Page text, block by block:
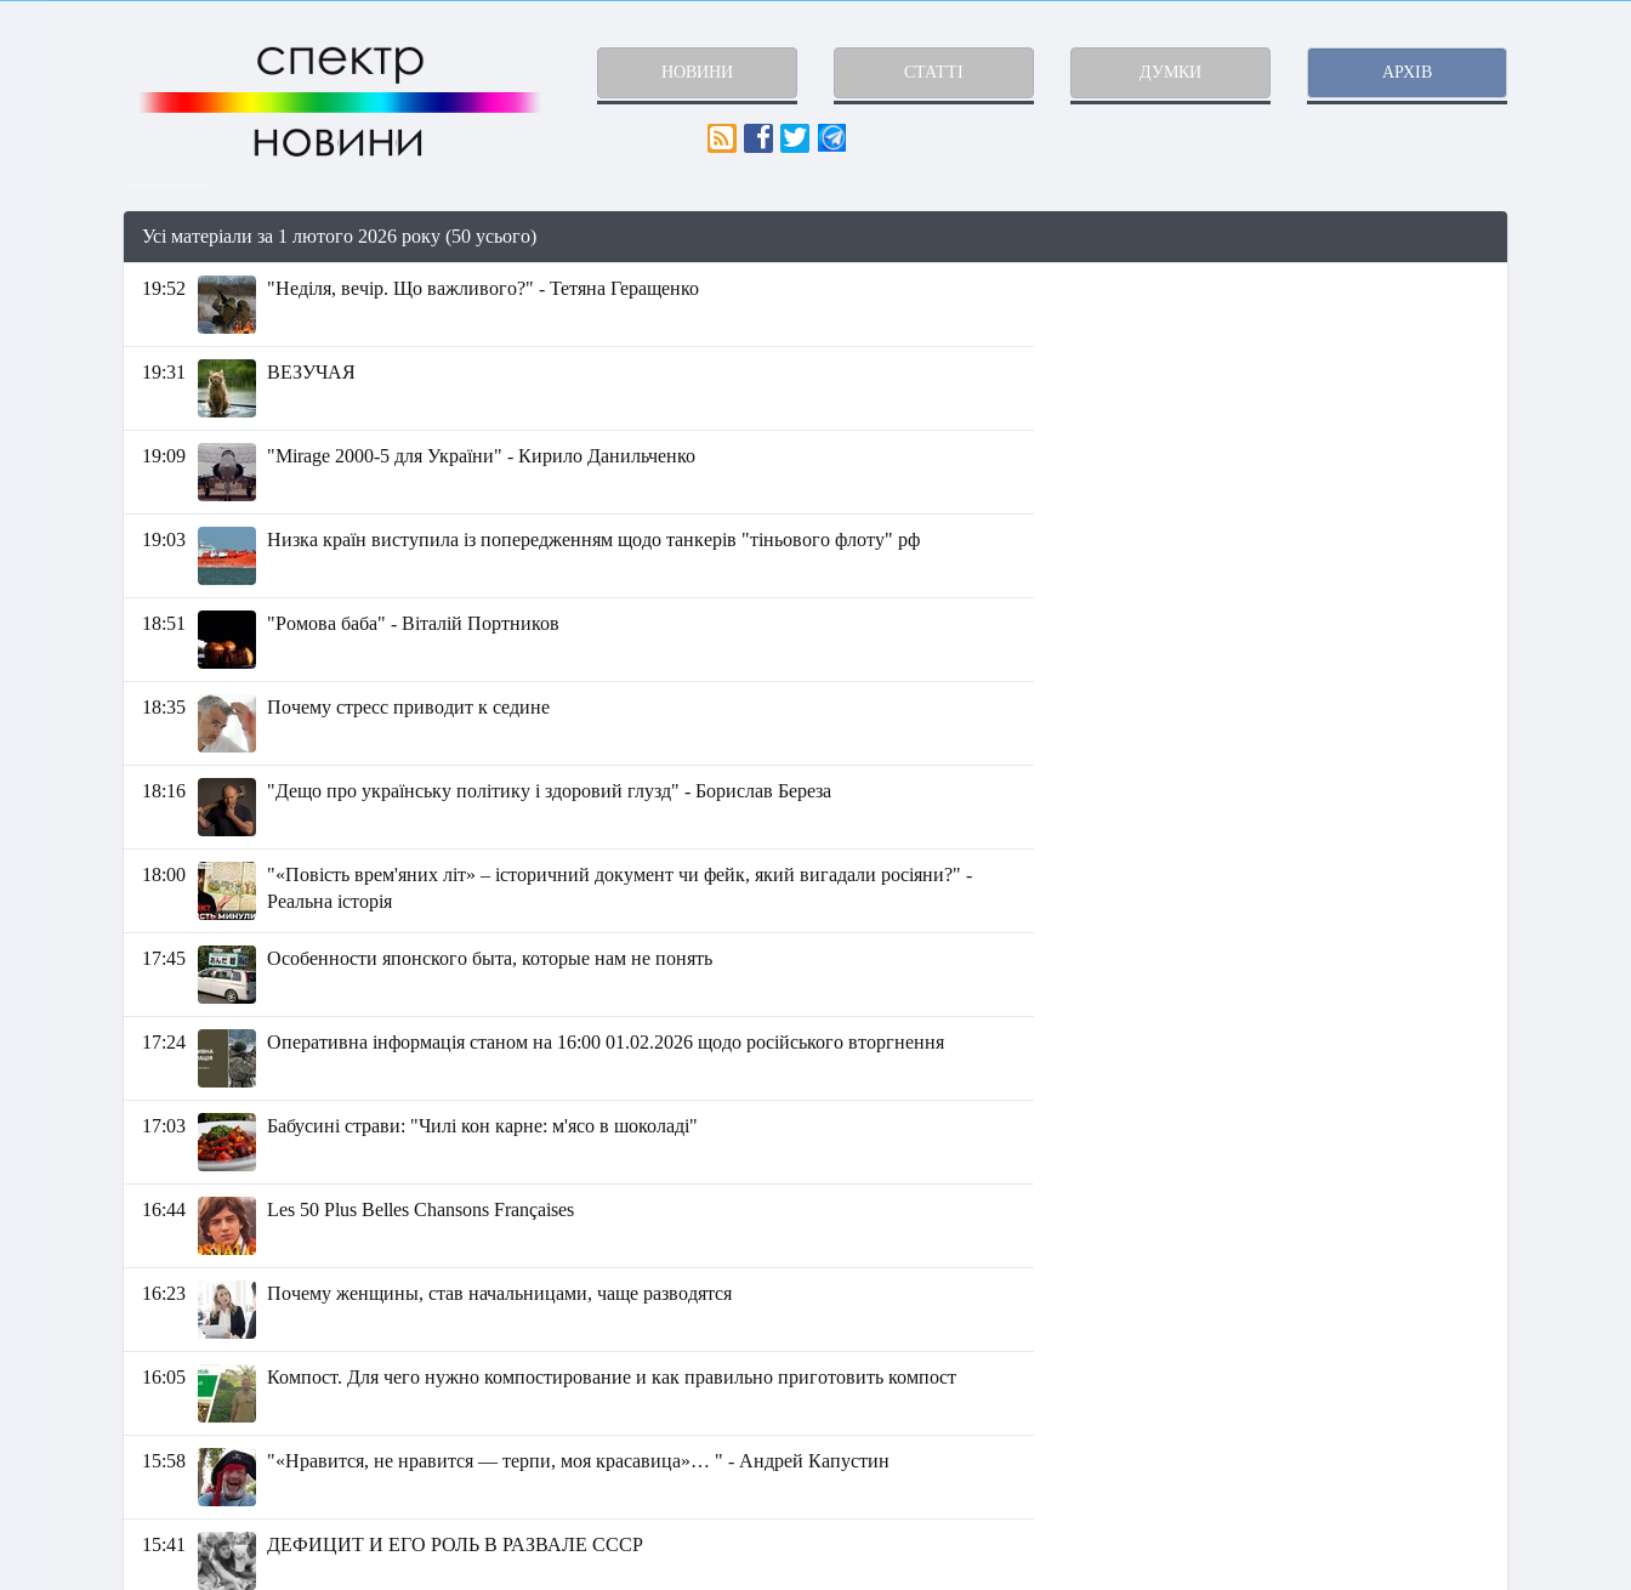
НОВИНИ СТАТТІ ДУМКИ АРХІВ
Усі матеріали за 1 лютого 2026 року (50 усього)
19:52 "Неділя, вечір. Що важливого?" - Тетяна Геращенко
19:31 ВЕЗУЧАЯ
19:09 "Mirage 2000-5 для України" - Кирило Данильченко
19:03 Низка країн виступила із попередженням щодо танкерів "тіньового флоту" рф
18:51 "Ромова баба" - Віталій Портников
18:35 Почему стресс приводит к седине
18:16 "Дещо про українську політику і здоровий глузд" - Борислав Береза
18:00
"«Повість врем'яних літ» – історичний документ чи фейк, який вигадали росіяни?" -
Реальна історія
17:45 Особенности японского быта, которые нам не понять
17:24 Оперативна інформація станом на 16:00 01.02.2026 щодо російського вторгнення
17:03 Бабусині страви: "Чилі кон карне: м'ясо в шоколаді"
16:44 Les 50 Plus Belles Chansons Françaises
16:23 Почему женщины, став начальницами, чаще разводятся
16:05 Компост. Для чего нужно компостирование и как правильно приготовить компост
15:58 "«Нравится, не нравится — терпи, моя красавица»… " - Андрей Капустин
15:41 ДЕФИЦИТ И ЕГО РОЛЬ В РАЗВАЛЕ СССР